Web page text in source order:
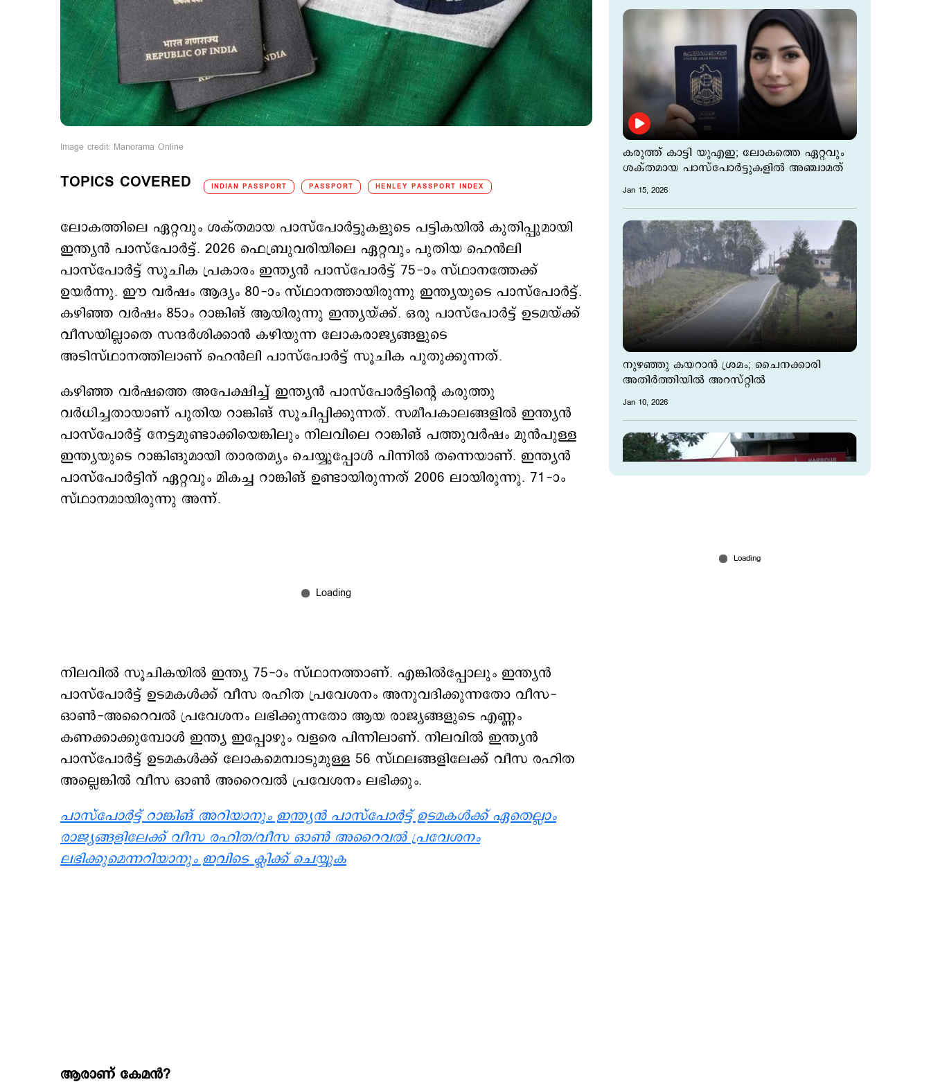
Image credit: Manorama Online
TOPICS COVERED INDIAN PASSPORT PASSPORT HENLEY PASSPORT INDEX
ലോകത്തിലെ ഏറ്റവും ശക്തമായ പാസ്‌പോർട്ടുകളുടെ പട്ടികയിൽ കുതിപ്പുമായി
ഇന്ത്യന്‍ പാസ്പോര്‍ട്ട്. 2026 ഫെബ്രുവരിയിലെ ഏറ്റവും പുതിയ ഹെൻലി
പാസ്‌പോർട്ട് സൂചിക പ്രകാരം ഇന്ത്യന്‍ പാസ്‌പോർട്ട് 75-ാം സ്ഥാനത്തേക്ക്
ഉയർന്നു. ഈ വര്‍ഷം ആദ്യം 80-ാം സ്ഥാനത്തായിരുന്നു ഇന്ത്യയുടെ പാസ്‌പോർട്ട്.
കഴിഞ്ഞ വര്‍ഷം 85ാം റാങ്കിങ് ആയിരുന്നു ഇന്ത്യയ്ക്ക്. ഒരു പാസ്‌പോർട്ട് ഉടമയ്ക്ക്
വീസയില്ലാതെ സന്ദർശിക്കാൻ കഴിയുന്ന ലോകരാജ്യങ്ങളുടെ
അടിസ്ഥാനത്തിലാണ് ഹെൻലി പാസ്‌പോർട്ട് സൂചിക പുതുക്കുന്നത്.
കഴിഞ്ഞ വർഷത്തെ അപേക്ഷിച്ച് ഇന്ത്യൻ പാസ്‌പോർട്ടിന്‍റെ കരുത്തു
വര്‍ധിച്ചതായാണ് പുതിയ റാങ്കിങ് സൂചിപ്പിക്കുന്നത്. സമീപകാലങ്ങളില്‍ ഇന്ത്യന്‍
പാസ്പോര്‍ട്ട് നേട്ടമുണ്ടാക്കിയെങ്കിലും നിലവിലെ റാങ്കിങ് പത്തുവര്‍ഷം മുന്‍പുള്ള
ഇന്ത്യയുടെ റാങ്കിങുമായി താരതമ്യം ചെയ്യുപ്പോള്‍ പിന്നില്‍ തന്നെയാണ്. ഇന്ത്യന്‍
പാസ്പോര്‍ട്ടിന് ഏറ്റവും മികച്ച റാങ്കിങ് ഉണ്ടായിരുന്നത് 2006 ലായിരുന്നു. 71-ാം
സ്ഥാനമായിരുന്നു അന്ന്.
നിലവിൽ സൂചികയിൽ ഇന്ത്യ 75-ാം സ്ഥാനത്താണ്. എങ്കില്‍പ്പോലും ഇന്ത്യൻ
പാസ്‌പോർട്ട് ഉടമകൾക്ക് വീസ രഹിത പ്രവേശനം അനുവദിക്കുന്നതോ വീസ-
ഓൺ-അറൈവൽ പ്രവേശനം ലഭിക്കുന്നതോ ആയ രാജ്യങ്ങളുടെ എണ്ണം
കണക്കാക്കുമ്പോൾ ഇന്ത്യ ഇപ്പോഴും വളരെ പിന്നിലാണ്. നിലവില്‍ ഇന്ത്യൻ
പാസ്‌പോർട്ട് ഉടമകൾക്ക് ലോകമെമ്പാടുമുള്ള 56 സ്ഥലങ്ങളിലേക്ക് വീസ രഹിത
അല്ലെങ്കിൽ വീസ ഓൺ അറൈവൽ പ്രവേശനം ലഭിക്കും.
പാസ്പോര്‍ട്ട് റാങ്കിങ് അറിയാനും ഇന്ത്യന്‍ പാസ്പോര്‍ട്ട് ഉടമകള്‍ക്ക് ഏതെല്ലാം
രാജ്യങ്ങളിലേക്ക് വീസ രഹിത/വീസ ഓണ്‍ അറൈവല്‍ പ്രവേശനം
ലഭിക്കുമെന്നറിയാനും ഇവിടെ ക്ലിക്ക് ചെയ്യുക
ആരാണ് കേമന്‍?
കരുത്ത് കാട്ടി യുഎഇ; ലോകത്തെ ഏറ്റവും
ശക്തമായ പാസ്‌പോർട്ടുകളില്‍ അഞ്ചാമത്
Jan 15, 2026
നുഴഞ്ഞു കയറാന്‍ ശ്രമം; ചൈനക്കാരി
അതിര്‍ത്തിയില്‍ അറസ്റ്റില്‍
Jan 10, 2026